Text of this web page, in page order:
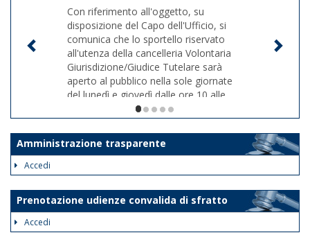
Con riferimento all'oggetto, su
disposizione del Capo dell'Ufficio, si
comunica che lo sportello riservato
all'utenza della cancelleria Volontaria
Giurisdizione/Giudice Tutelare sarà
aperto al pubblico nella sole giornate
del lunedì e giovedì dalle ore 10 alle
ore 12. Le disposizioni suddette
avranno validità dalla data odierna fino
al 30 giugno 2026.
al fine di assicurare la trattazione con
priorità assoluta degli atti indifferibili e
urgenti.
Nelle medesime giornate e fasce
1/5
Amministrazione trasparente
Accedi
Prenotazione udienze convalida di sfratto
Accedi